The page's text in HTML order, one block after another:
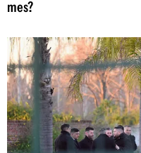
mes?